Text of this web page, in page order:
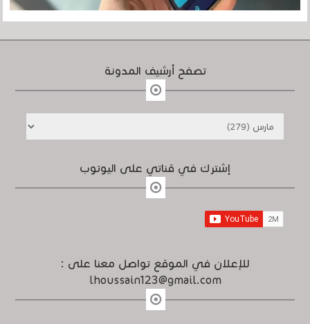
تصفح أرشيف المدونة
إشترك في قناتي على اليوتوب
للإعلان في الموقع تواصل معنا على :
lhoussain123@gmail.com